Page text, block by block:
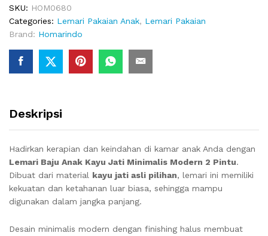
SKU: HOM0680
Categories: Lemari Pakaian Anak, Lemari Pakaian
Brand: Homarindo
Deskripsi
Hadirkan kerapian dan keindahan di kamar anak Anda dengan
Lemari Baju Anak Kayu Jati Minimalis Modern 2 Pintu.
Dibuat dari material kayu jati asli pilihan, lemari ini memiliki
kekuatan dan ketahanan luar biasa, sehingga mampu
digunakan dalam jangka panjang.
Desain minimalis modern dengan finishing halus membuat